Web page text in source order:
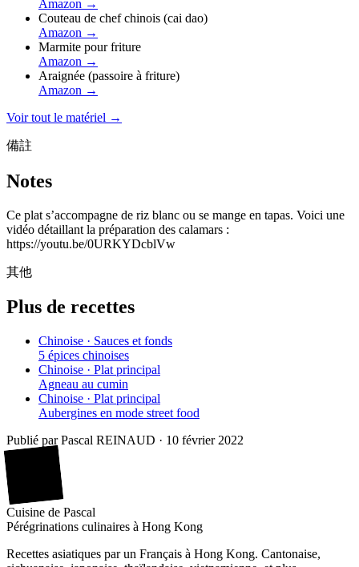
Amazon →
Couteau de chef chinois (cai dao)
Amazon →
Marmite pour friture
Amazon →
Araignée (passoire à friture)
Amazon →
Voir tout le matériel →
備註
Notes
Ce plat s’accompagne de riz blanc ou se mange en tapas. Voici une
vidéo détaillant la préparation des calamars :
https://youtu.be/0URKYDcblVw
其他
Plus de recettes
Chinoise · Sauces et fonds
5 épices chinoises
Chinoise · Plat principal
Agneau au cumin
Chinoise · Plat principal
Aubergines en mode street food
Publié par Pascal REINAUD · 10 février 2022
Cuisine de Pascal
Pérégrinations culinaires à Hong Kong
Recettes asiatiques par un Français à Hong Kong. Cantonaise,